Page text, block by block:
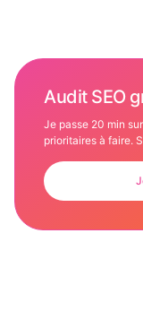
Audit SEO
Je passe 20 min
prioritaires à faire.